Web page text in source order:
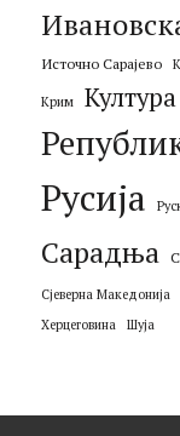
Источно Сарајево
Крим Култура
Русија
Сарадња
Сјеверна Македонија
Херцеговина Шуја